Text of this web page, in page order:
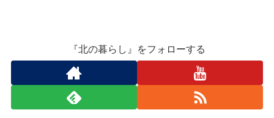
『北の暮らし』をフォローする